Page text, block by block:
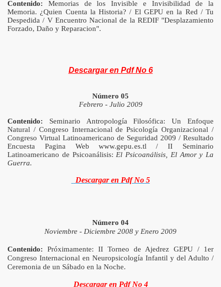
Contenido: Memorias de los Invisible e Invisibilidad de la
Memoria. ¿Quien Cuenta la Historia? / El GEPU en la Red / Tu
Despedida / V Encuentro Nacional de la REDIF "Desplazamiento
Forzado, Daño y Reparacion".
Descargar en Pdf No 6
Número 05
Febrero - Julio 2009
Contenido: Seminario Antropología Filosófica: Un Enfoque
Natural / Congreso Internacional de Psicología Organizacional /
Congreso Virtual Latinoamericano de Seguridad 2009 / Resultado
Encuesta Pagina Web www.gepu.es.tl / II Seminario
Latinoamericano de Psicoanálisis: El Psicoanálisis, El Amor y La
Guerra.
Descargar en Pdf No 5
Número 04
Noviembre - Diciembre 2008 y Enero 2009
Contenido: Próximamente: II Torneo de Ajedrez GEPU / 1er
Congreso Internacional en Neuropsicología Infantil y del Adulto /
Ceremonia de un Sábado en la Noche.
Descargar en Pdf No 4